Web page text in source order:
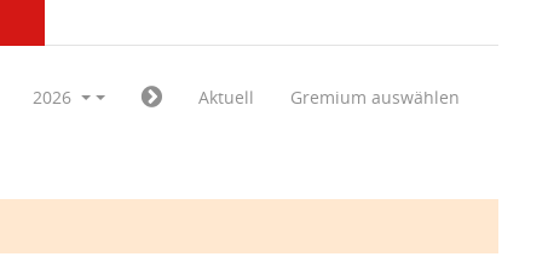
2026 Aktuell Gremium auswählen